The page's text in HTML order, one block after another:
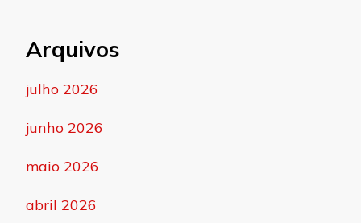
Arquivos
julho 2026
junho 2026
maio 2026
abril 2026